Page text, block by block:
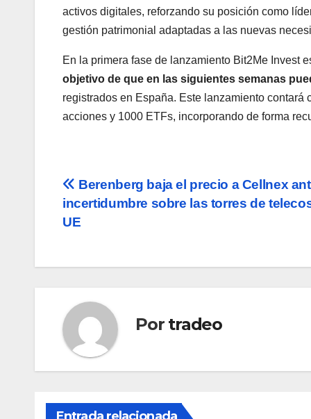
activos digitales, reforzando su posición como
gestión patrimonial adaptadas a las nuevas
En la primera fase de lanzamiento Bit2Me Invest
objetivo de que en las siguientes semanas
registrados en España. Este lanzamiento
acciones y 1000 ETFs, incorporando de forma
Navegación
de
Berenberg baja el precio a Cellnex
incertidumbre sobre las torres de
UE
Por tradeo